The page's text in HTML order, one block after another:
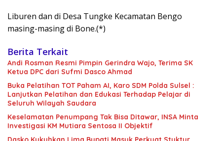
Liburen dan di Desa Tungke Kecamatan Bengo
masing-masing di Bone.(*)
Berita Terkait
Andi Rosman Resmi Pimpin Gerindra Wajo, Terima SK
Ketua DPC dari Sufmi Dasco Ahmad
Buka Pelatihan TOT Paham AI, Karo SDM Polda Sulsel :
Lanjutkan Pelatihan dan Edukasi Terhadap Pelajar di
Seluruh Wilayah Saudara
Keselamatan Penumpang Tak Bisa Ditawar, INSA Minta
Investigasi KM Mutiara Sentosa II Objektif